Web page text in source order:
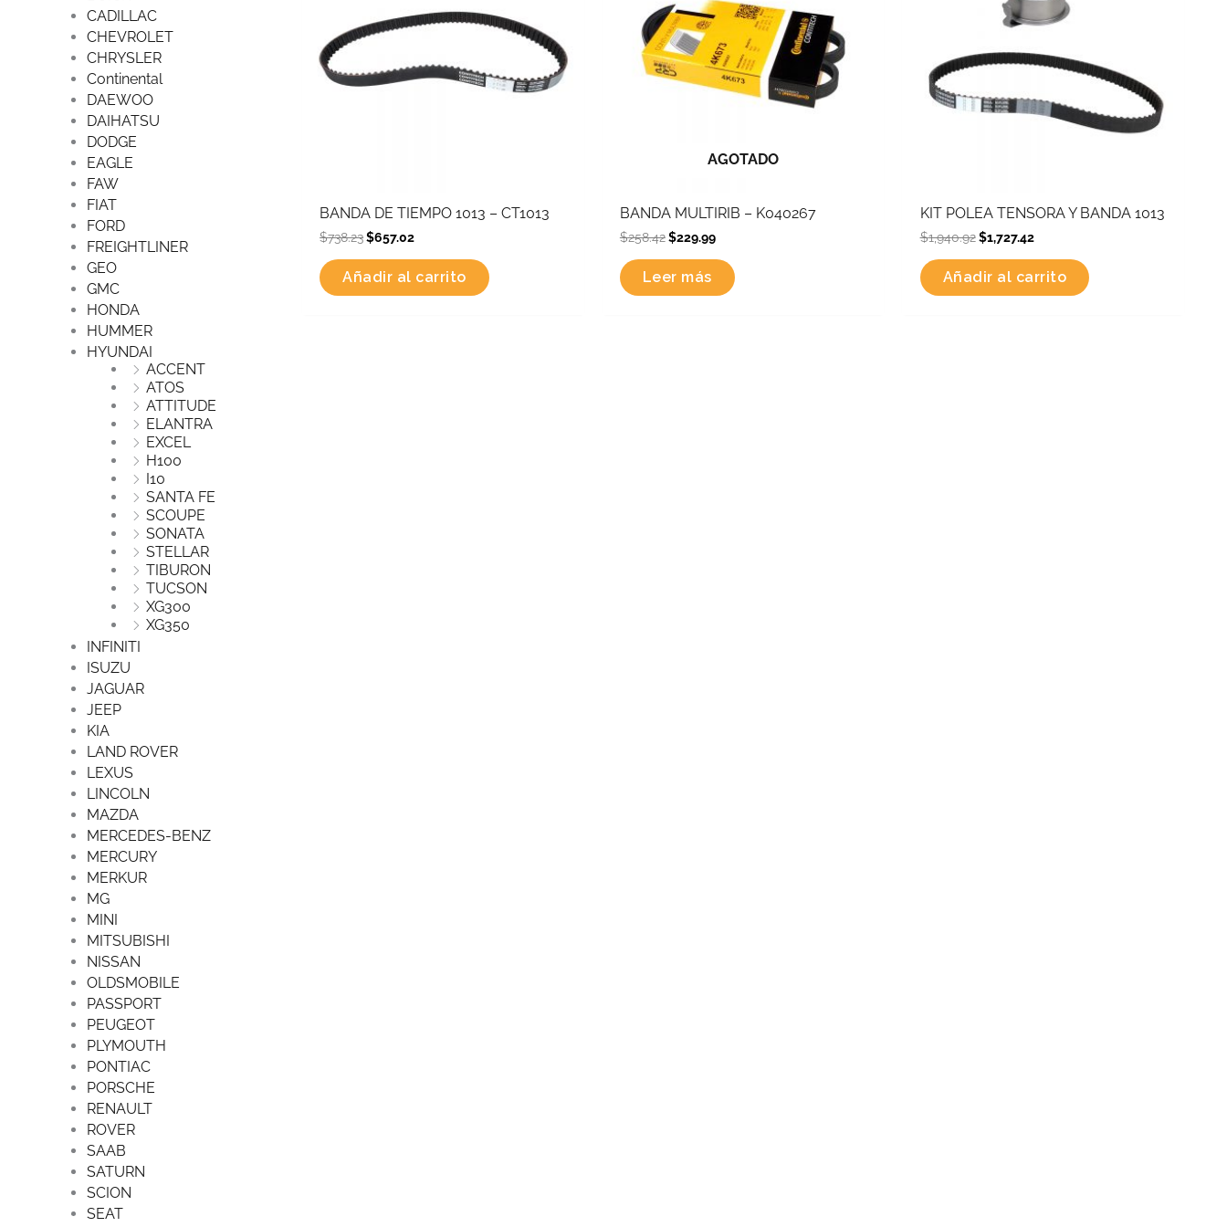
CADILLAC
CHEVROLET
CHRYSLER
Continental
DAEWOO
DAIHATSU
DODGE
EAGLE
FAW
FIAT
FORD
FREIGHTLINER
GEO
GMC
HONDA
HUMMER
HYUNDAI
ACCENT
ATOS
ATTITUDE
ELANTRA
EXCEL
H100
I10
SANTA FE
SCOUPE
SONATA
STELLAR
TIBURON
TUCSON
XG300
XG350
INFINITI
ISUZU
JAGUAR
JEEP
KIA
LAND ROVER
LEXUS
LINCOLN
MAZDA
MERCEDES-BENZ
MERCURY
MERKUR
MG
MINI
MITSUBISHI
NISSAN
OLDSMOBILE
PASSPORT
PEUGEOT
PLYMOUTH
PONTIAC
PORSCHE
RENAULT
ROVER
SAAB
SATURN
SCION
SEAT
BANDA DE TIEMPO 1013 – CT1013
$738.23$657.02
Añadir al carrito
AGOTADO
BANDA MULTIRIB – K040267
$258.42$229.99
Leer más
KIT POLEA TENSORA Y BANDA 1013
$1,940.92 $1,727.42
Añadir al carrito